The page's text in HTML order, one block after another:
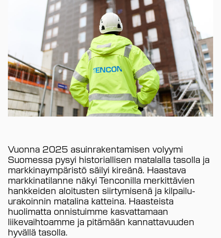
Vuonna 2025 asuinrakentamisen volyymi
Suomessa pysyi historiallisen matalalla tasolla ja
markkinaympäristö säilyi kireänä. Haastava
markkinatilanne näkyi Tenconilla merkittävien
hankkeiden aloitusten siirtymisenä ja kilpailu-
urakoinnin matalina katteina. Haasteista
huolimatta onnistuimme kasvattamaan
liikevaihtoamme ja pitämään kannattavuuden
hyvällä tasolla.